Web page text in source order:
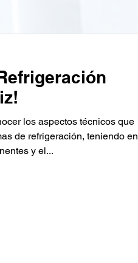
los aspectos técnicos que
de refrigeración, teniendo en
y el...